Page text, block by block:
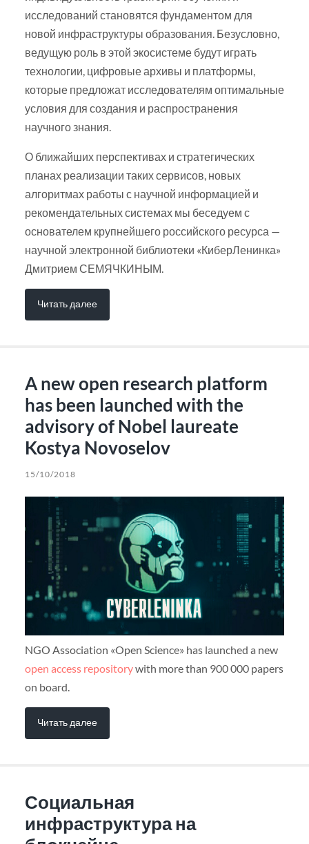
исследований становятся фундаментом для
новой инфраструктуры образования. Безусловно,
ведущую роль в этой экосистеме будут играть
технологии, цифровые архивы и платформы,
которые предложат исследователям оптимальные
условия для создания и распространения
научного знания.
О ближайших перспективах и стратегических
планах реализации таких сервисов, новых
алгоритмах работы с научной информацией и
рекомендательных системах мы беседуем с
основателем крупнейшего российского ресурса —
научной электронной библиотеки «КиберЛенинка»
Дмитрием СЕМЯЧКИНЫМ.
Читать далее
A new open research platform
has been launched with the
advisory of Nobel laureate
Kostya Novoselov
15/10/2018
NGO Association «Open Science» has launched a new
open access repositorywith more than 900 000 papers
on board.
Читать далее
Социальная
инфраструктура на